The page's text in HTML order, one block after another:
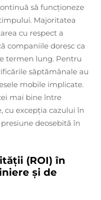
să funcționeze
Majoritatea
cu respect a
companiile doresc ca
termen lung. Pentru
săptămânale au
mobile implicate.
mai bine între
cu excepția cazului în
deosebită în
(ROI) în
și de